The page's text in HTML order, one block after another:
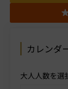
カレンダ
大人人数を選